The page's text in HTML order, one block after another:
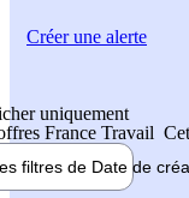
uniquement
France Travail
filtres de Date de
Créer une alerte